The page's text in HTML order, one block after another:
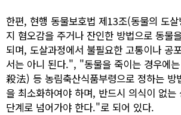
한편, 현행 동물보호법 제13조(동물의 도
지 혐오감을 주거나 잔인한 방법으로 동물
되며, 도살과정에서 불필요한 고통이나 공
서는 아니 된다.", "동물을 죽이는 경우에
殺法) 등 농림축산식품부령으로 정하는 방
을 최소화하여야 하며, 반드시 의식이 없는
단계로 넘어가야 한다."로 되어 있다.